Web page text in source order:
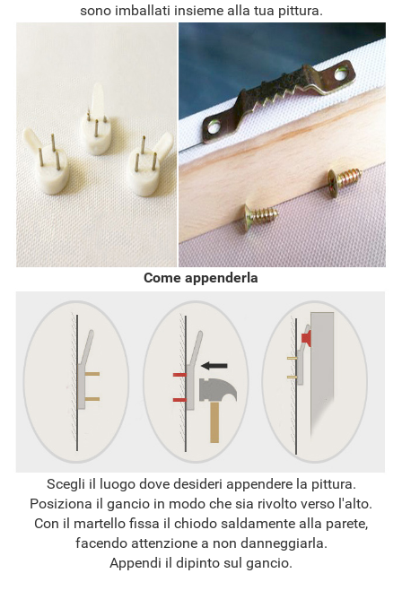
sono imballati insieme alla tua pittura.
Come appenderla
Scegli il luogo dove desideri appendere la pittura.
Posiziona il gancio in modo che sia rivolto verso l'alto.
Con il martello fissa il chiodo saldamente alla parete,
facendo attenzione a non danneggiarla.
Appendi il dipinto sul gancio.